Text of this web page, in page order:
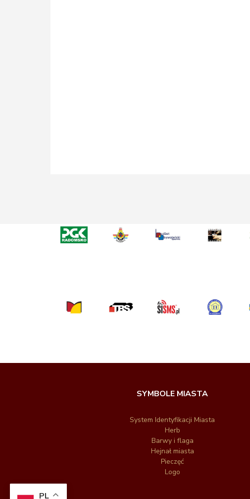
SYMBOLE MIASTA
System Identyfikacji Miasta
Herb
Barwy i flaga
Hejnał miasta
Pieczęć
Logo
PL